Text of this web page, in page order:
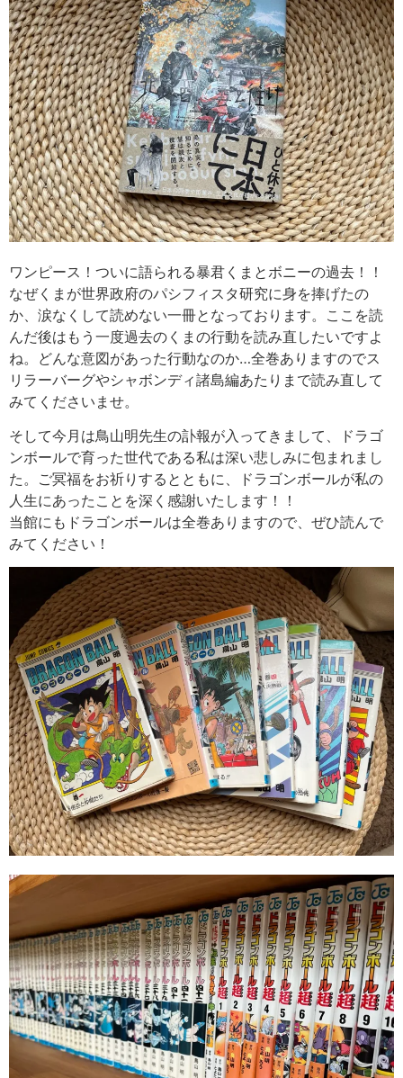
ワンピース！ついに語られる暴君くまとボニーの過去！！
なぜくまが世界政府のパシフィスタ研究に身を捧げたの
か、涙なくして読めない一冊となっております。ここを読
んだ後はもう一度過去のくまの行動を読み直したいですよ
ね。どんな意図があった行動なのか…全巻ありますのでス
リラーバーグやシャボンディ諸島編あたりまで読み直して
みてくださいませ。
そして今月は鳥山明先生の訃報が入ってきまして、ドラゴ
ンボールで育った世代である私は深い悲しみに包まれまし
た。ご冥福をお祈りするとともに、ドラゴンボールが私の
人生にあったことを深く感謝いたします！！
当館にもドラゴンボールは全巻ありますので、ぜひ読んで
みてください！